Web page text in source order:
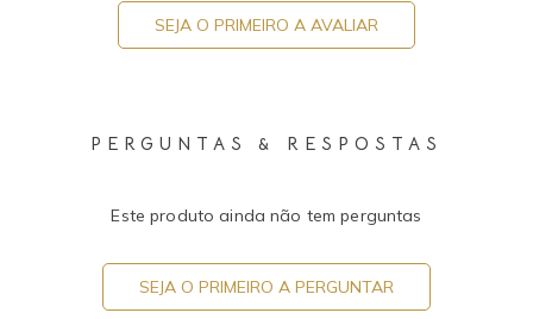
SEJA O PRIMEIRO A AVALIAR
PERGUNTAS & RESPOSTAS
Este produto ainda não tem perguntas
SEJA O PRIMEIRO A PERGUNTAR